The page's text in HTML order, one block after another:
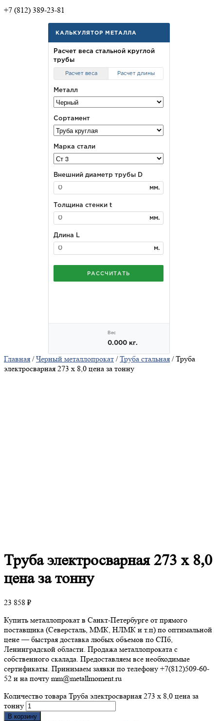
+7 (812) 389-23-81
Главная /Черный металлопрокат /Труба стальная / Труба
электросварная 273 х 8,0 цена за тонну
Трубаэлектросварная 273 х 8,0
цена за тонну
23 858 ₽
Купить металлопрокат в Санкт-Петербурге от прямого
поставщика (Северсталь, ММК, НЛМК и т.п) по оптимальной
цене — быстрая доставка любых объемов по СПб,
Ленинградской области. Продажа металлопроката с
собственного скалада. Предоставляем все необходимые
сертификаты. Принимаем заявки по телефону +7(812)509-60-
52 и на почту mm@metallmoment.ru
Количество товара Труба электросварная 273 х 8,0 цена за
тонну
В корзину